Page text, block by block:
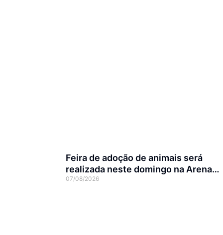
Feira de adoção de animais será
realizada neste domingo na Arena
Joinville
07/08/2026